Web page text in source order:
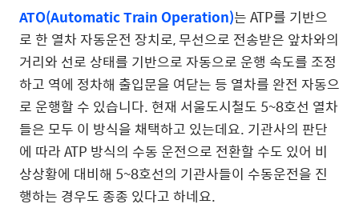
ATO(Automatic Train Operation)는 ATP를 기반으
로 한 열차 자동운전 장치로, 무선으로 전송받은 앞차와의
거리와 선로 상태를 기반으로 자동으로 운행 속도를 조정
하고 역에 정차해 출입문을 여닫는 등 열차를 완전 자동으
로 운행할 수 있습니다. 현재 서울도시철도 5~8호선 열차
들은 모두 이 방식을 채택하고 있는데요. 기관사의 판단
에 따라 ATP 방식의 수동 운전으로 전환할 수도 있어 비
상상황에 대비해 5~8호선의 기관사들이 수동운전을 진
행하는 경우도 종종 있다고 하네요.